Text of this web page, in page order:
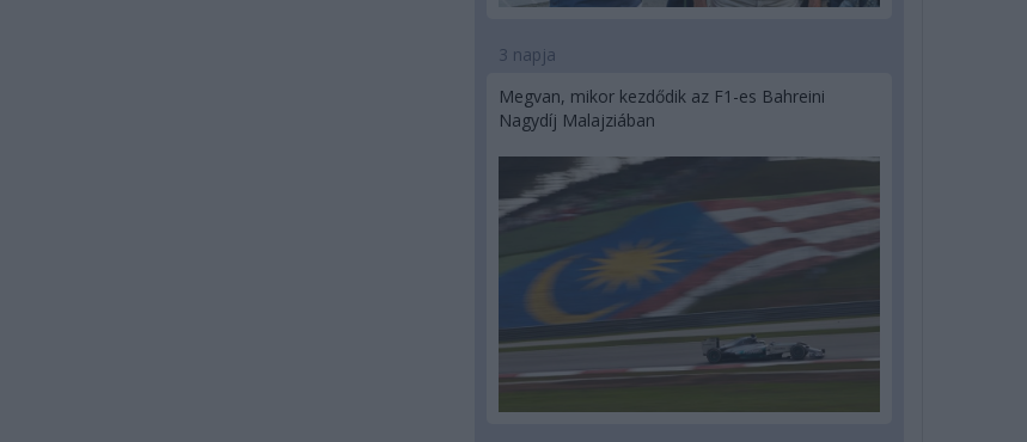
3 napja
Megvan, mikor kezdődik az F1-es Bahreini
Nagydíj Malajziában